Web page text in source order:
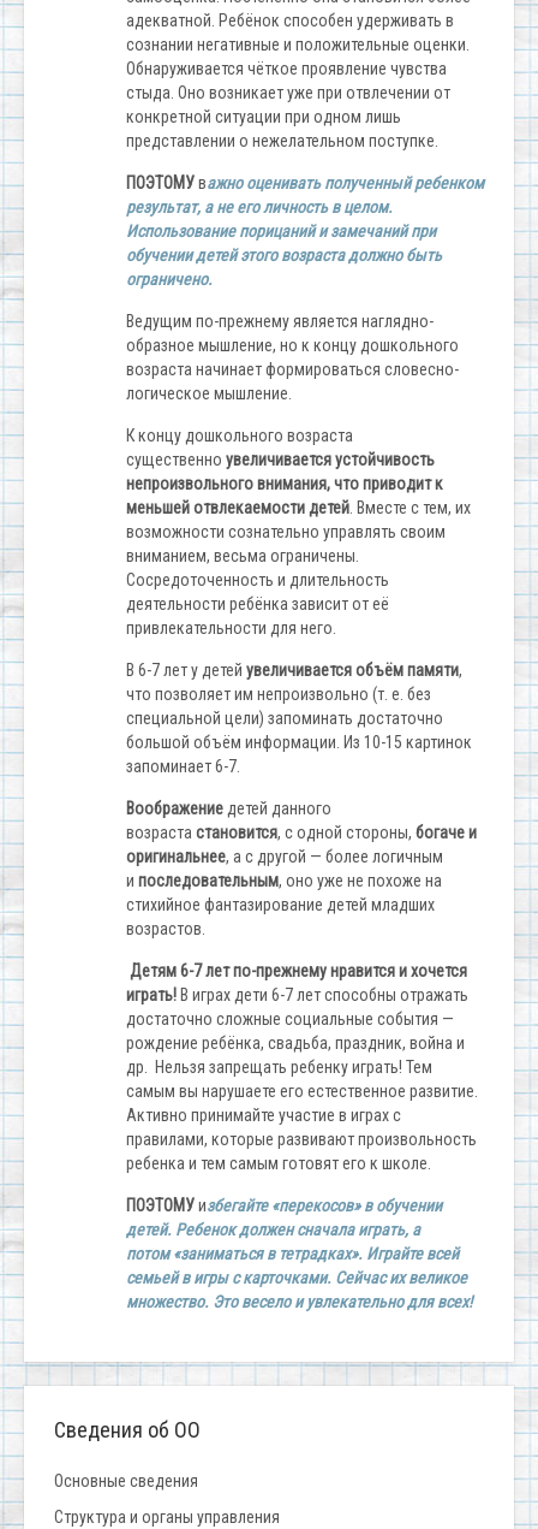
адекватной. Ребёнок способен удерживать в
сознании негативные и положительные оценки.
Обнаруживается чёткое проявление чувства
стыда. Оно возникает уже при отвлечении от
конкретной ситуации при одном лишь
представлении о нежелательном поступке.
ПОЭТОМУважно оценивать полученный ребенком
результат, а не его личность в целом.
Использование порицаний и замечаний при
обучении детей этого возраста должно быть
ограничено.
Ведущим по-прежнему является наглядно-
образное мышление, но к концу дошкольного
возраста начинает формироваться словесно-
логическое мышление.
К концу дошкольного возраста
существенно увеличивается устойчивость
непроизвольного внимания, что приводит к
меньшей отвлекаемости детей. Вместе с тем, их
возможности сознательно управлять своим
вниманием, весьма ограничены.
Сосредоточенность и длительность
деятельности ребёнка зависит от её
привлекательности для него.
В 6-7 лет у детей увеличивается объём памяти,
что позволяет им непроизвольно (т. е. без
специальной цели) запоминать достаточно
большой объём информации. Из 10-15 картинок
запоминает 6-7.
Воображениедетей данного
возраста становится, с одной стороны, богаче и
оригинальнее, а с другой — более логичным
и последовательным, оно уже не похоже на
стихийное фантазирование детей младших
возрастов.
Детям 6-7 лет по-прежнему нравится и хочется
играть! В играх дети 6-7 лет способны отражать
достаточно сложные социальные события —
рождение ребёнка, свадьба, праздник, война и
др. Нельзя запрещать ребенку играть! Тем
самым вы нарушаете его естественное развитие.
Активно принимайте участие в играх с
правилами, которые развивают произвольность
ребенка и тем самым готовят его к школе.
ПОЭТОМУизбегайте «перекосов» в обучении
детей. Ребенок должен сначала играть, а
потом «заниматься в тетрадках». Играйте всей
семьей в игры с карточками. Сейчас их великое
множество. Это весело и увлекательно для всех!
Сведения об ОО
Основные сведения
Структура и органы управления